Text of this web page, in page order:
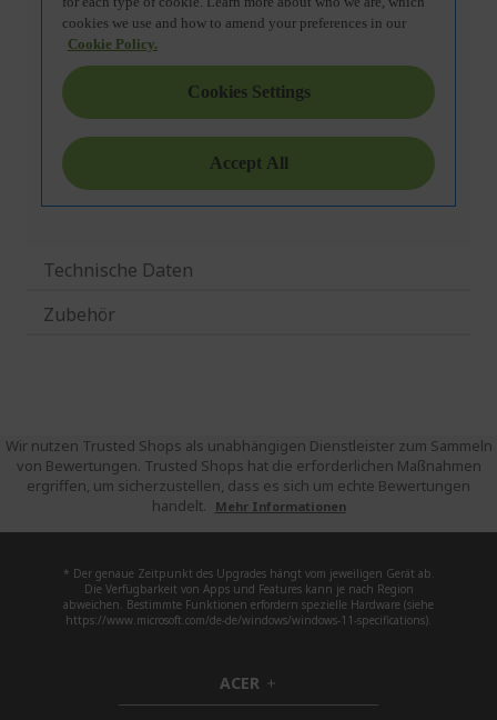
Technische Daten
Zubehör
Wir nutzen Trusted Shops als unabhängigen Dienstleister zum Sammeln
von Bewertungen. Trusted Shops hat die erforderlichen Maßnahmen
ergriffen, um sicherzustellen, dass es sich um echte Bewertungen
handelt.
Mehr Informationen
* Der genaue Zeitpunkt des Upgrades hängt vom jeweiligen Gerät ab.
Die Verfügbarkeit von Apps und Features kann je nach Region
abweichen. Bestimmte Funktionen erfordern spezielle Hardware (siehe
https://www.microsoft.com/de-de/windows/windows-11-specifications).
ACER h
i